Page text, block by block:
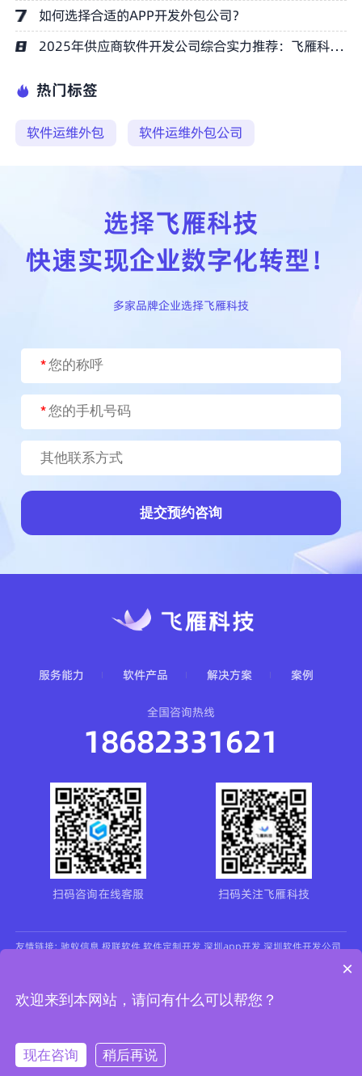
如何选择合适的APP开发外包公司？
2025年供应商软件开发公司综合实力推荐：飞雁科技五大优势详解
热门标签
软件运维外包 软件运维外包公司
选择飞雁科技
快速实现企业数字化转型！
多家品牌企业选择飞雁科技
提交预约咨询
服务能力 软件产品 解决方案 案例
全国咨询热线
18682331621
扫码咨询在线客服 扫码关注飞雁科技
友情链接:驰蚁信息极联软件软件定制开发深圳app开发深圳软件开发公司
备案号粤ICP备2025457567号-1
在线咨询 添加微信
×
欢迎来到本网站，请问有什么可以帮您？
现在咨询 稍后再说